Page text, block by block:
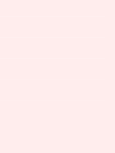
ile lat ma legenda